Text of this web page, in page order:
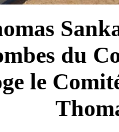
du
le